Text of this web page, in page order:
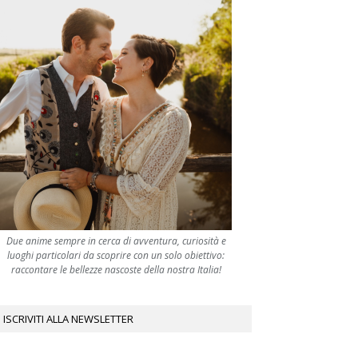
Due anime sempre in cerca di avventura, curiosità e
luoghi particolari da scoprire con un solo obiettivo:
raccontare le bellezze nascoste della nostra Italia!
ISCRIVITI ALLA NEWSLETTER